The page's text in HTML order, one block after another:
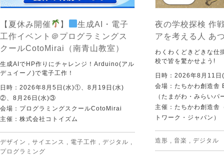
【夏休み開催 】
生成AI・電子
工作イベント＠プログラミングス
クールCotoMirai（南青山教室）
生成AIでHP作りにチャレンジ！Arduino(アル
デュイーノ)で電子工作！
日時：2026年8月5日(水)①、8月19日(水)
②、8月26日(水)③
会場：プログラミングスクールCotoMirai
主催：株式会社コトイズム
デザイン サイエンス 電子工作 デジタル
プログラミング
夜の学校探検 作
アを考える人 あ
わくわくどきどきな仕
校で皆を驚かせよう!
日時：2026年8月11日
会場：たちかわ創造舎
（たまがわ・みらいパ
主催：たちかわ創造舎
トワーク・ジャパン）
造形 音楽 デジタル